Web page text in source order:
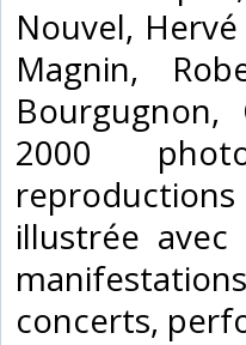
Nouvel,
Magnin,
Bourgugnon,
2000
illustrée
concerts,